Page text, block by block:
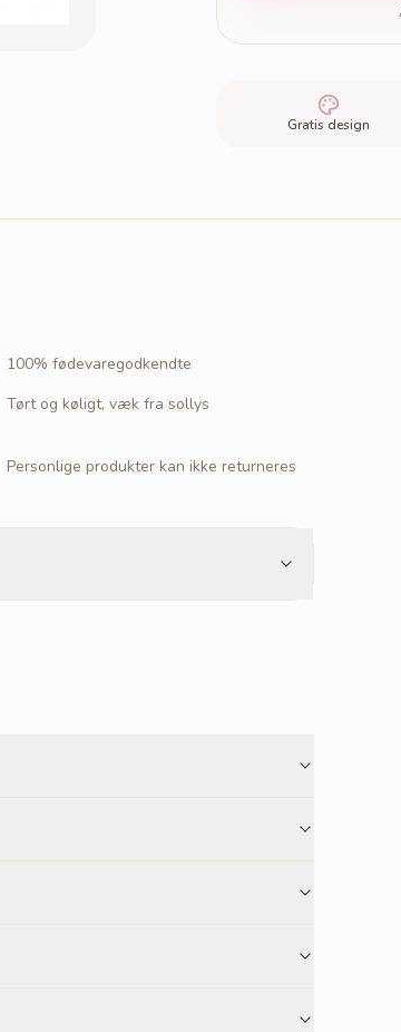
Gratis design
100% fødevaregodkendte
Tørt og køligt, væk fra sollys
Personlige produkter kan ikke returneres